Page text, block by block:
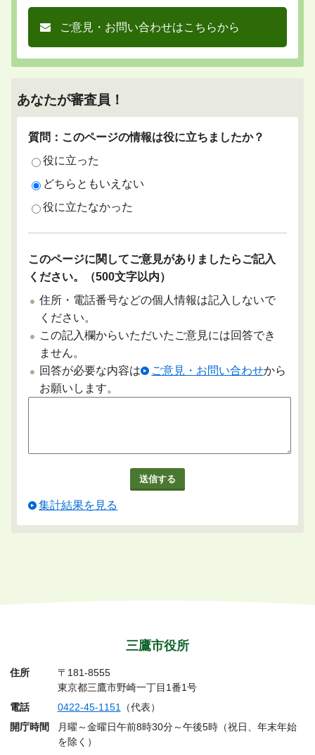
ご意見・お問い合わせはこちらから
あなたが審査員！
質問：このページの情報は役に立ちましたか？
役に立った
どちらともいえない
役に立たなかった
このページに関してご意見がありましたらご記入
ください。（500文字以内）
住所・電話番号などの個人情報は記入しないで
ください。
この記入欄からいただいたご意見には回答でき
ません。
回答が必要な内容は
ご意見・お問い合わせから
お願いします。
集計結果を見る
三鷹市役所
住所
〒181-8555
東京都三鷹市野崎一丁目1番1号
電話
0422-45-1151（代表）
開庁時間
月曜～金曜日午前8時30分～午後5時（祝日、年末年始
を除く）